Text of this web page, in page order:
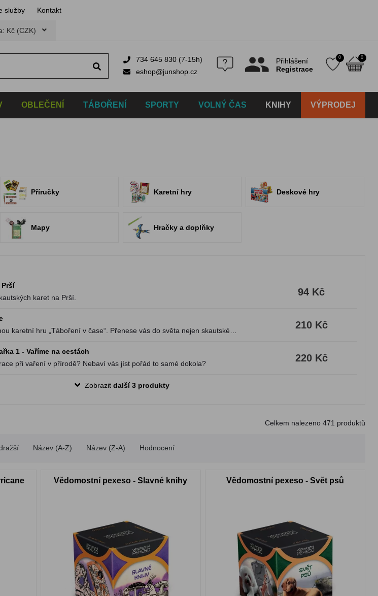
služby Kontakt
Kč (CZK)
734 645 830 (7-15h)
eshop@junshop.cz
Přihlášení
Registrace
0 0
OBLEČENÍ TÁBOŘENÍ SPORTY VOLNÝ ČAS KNIHY VÝPRODEJ
Příručky Karetní hry Deskové hry
Mapy Hračky a doplňky
karet na Prší.
94 Kč
karetní hru „Táboření v čase“. Přenese vás do světa nejen skautské
210 Kč
1 - Vaříme na cestách
při vaření v přírodě? Nebaví vás jíst pořád to samé dokola?
220 Kč
Zobrazitdalší 3 produkty
Celkem nalezeno 471 produktů
Název (A-Z) Název (Z-A) Hodnocení
Vědomostní pexeso - Slavné knihy Vědomostní pexeso - Svět psů